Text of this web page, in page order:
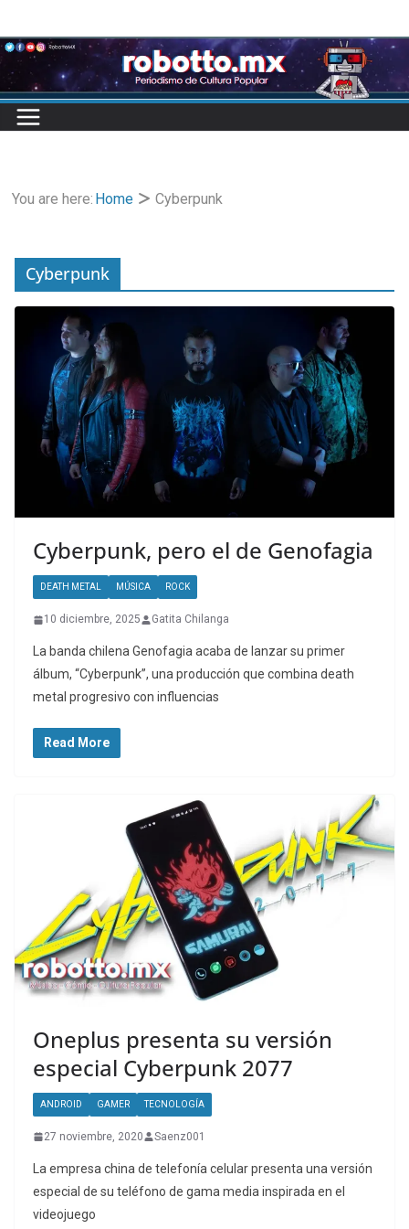
to
content
You are here: Home Cyberpunk
Cyberpunk
Cyberpunk, pero el de Genofagia
DEATH METAL MÚSICA ROCK
10 diciembre, 2025 Gatita Chilanga
La banda chilena Genofagia acaba de lanzar su primer
álbum, “Cyberpunk”, una producción que combina death
metal progresivo con influencias
Read More
Oneplus presenta su versión
especial Cyberpunk 2077
ANDROID GAMER TECNOLOGÍA
27 noviembre, 2020 Saenz001
La empresa china de telefonía celular presenta una versión
especial de su teléfono de gama media inspirada en el
videojuego